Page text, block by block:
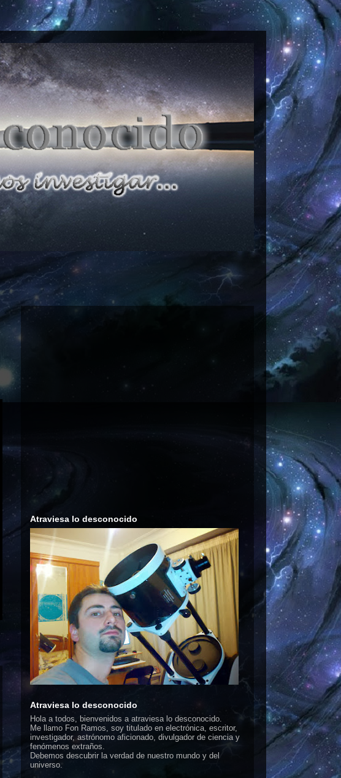
Atraviesa lo desconocido
Atraviesa lo desconocido
Hola a todos, bienvenidos a atraviesa lo desconocido.
Me llamo Fon Ramos, soy titulado en electrónica, escritor,
investigador, astrónomo aficionado, divulgador de ciencia y
fenómenos extraños.
Debemos descubrir la verdad de nuestro mundo y del
universo.